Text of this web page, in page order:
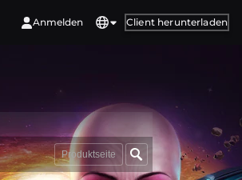
Anmelden Client herunterladen
Produktseite